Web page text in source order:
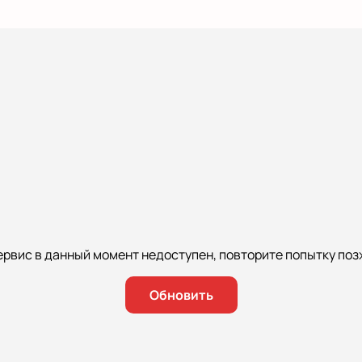
в данный момент недоступен, повторите попытку
Обновить